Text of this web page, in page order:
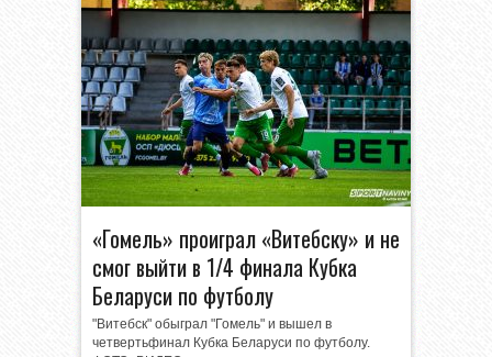
«Гомель» проиграл «Витебску» и не
смог выйти в 1/4 финала Кубка
Беларуси по футболу
"Витебск" обыграл "Гомель" и вышел в
четвертьфинал Кубка Беларуси по футболу.